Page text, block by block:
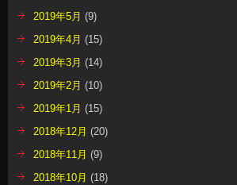
2019年5月 (9)
2019年4月 (15)
2019年3月 (14)
2019年2月 (10)
2019年1月 (15)
2018年12月 (20)
2018年11月 (9)
2018年10月 (18)